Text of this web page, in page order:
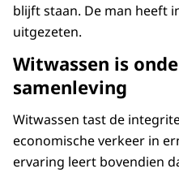
blijft staan. De man heeft
uitgezeten.
Witwassen is
samenleving
Witwassen tast de
economische verkeer in
ervaring leert bovendien